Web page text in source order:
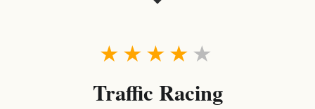
★
★
★
★
★
Traffic Racing